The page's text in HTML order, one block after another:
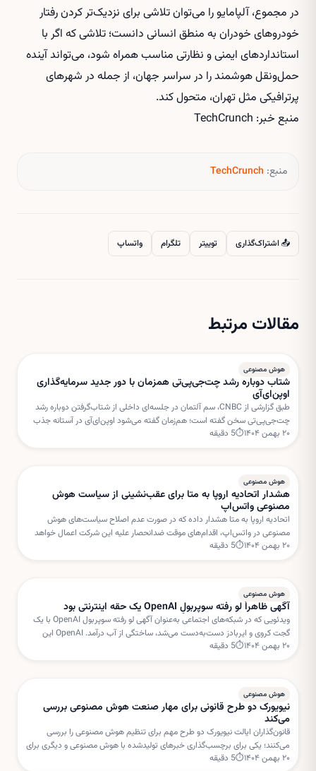
در مجموع، آلپامایو را می‌توان تلاشی برای نزدیک‌تر کردن رفتار
خودروهای خودران به منطق انسانی دانست؛ تلاشی که اگر با
استانداردهای ایمنی و نظارتی مناسب همراه شود، می‌تواند آینده
حمل‌ونقل هوشمند را در سراسر جهان، از جمله در شهرهای
پرترافیکی مثل تهران، متحول کند.
منبع خبر: TechCrunch
منبع: TechCrunch
📤 اشتراک‌گذاری توییتر تلگرام واتساپ
مقالات مرتبط
هوش مصنوعی
شتاب دوباره رشد چت‌جی‌پی‌تی همزمان با دور جدید سرمایه‌گذاری
اوپن‌ای‌آی
طبق گزارشی از CNBC، سم آلتمان در جلسه‌ای داخلی از شتاب‌گرفتن دوباره رشد
چت‌جی‌پی‌تی سخن گفته است؛ هم‌زمان گفته می‌شود اوپن‌ای‌آی در آستانه جذب
دور جدیدی از سرمایه‌گذاری با ارزش‌گذاری بسیار بالا است.
۲۰ بهمن ۱۴۰۴ ⏱
5 دقیقه
هوش مصنوعی
هشدار اتحادیه اروپا به متا برای عقب‌نشینی از سیاست هوش
مصنوعی واتس‌اپ
اتحادیه اروپا به متا هشدار داده که در صورت عدم اصلاح سیاست‌های هوش
مصنوعی در واتس‌اپ، اقدام‌های موقت ضدانحصار علیه این شرکت اعمال خواهد
شد. بروکسل نگران استفاده متا از داده‌های کاربران برای خدمات هوش مصنوعی
۲۰ بهمن ۱۴۰۴ ⏱
5 دقیقه
هوش مصنوعی
آگهی ظاهراً لو رفته سوپربولِ OpenAI یک حقه اینترنتی بود
ویدئویی که در شبکه‌های اجتماعی به‌عنوان آگهی لو رفته سوپربول OpenAI با یک
گجت کروی و ایربادز دست‌به‌دست می‌شد، ساختگی از آب درآمد. OpenAI این
داستان را «فیک نیوز» خوانده است.
۲۰ بهمن ۱۴۰۴ ⏱
5 دقیقه
هوش مصنوعی
نیویورک دو طرح قانونی برای مهار صنعت هوش مصنوعی بررسی
می‌کند
قانون‌گذاران ایالت نیویورک دو طرح مهم برای تنظیم هوش مصنوعی را بررسی
می‌کنند؛ یکی برای برچسب‌گذاری خبرهای تولیدشده با هوش مصنوعی و دیگری برای
تعلیق مجوز ساخت مراکز داده جدید.
۲۰ بهمن ۱۴۰۴ ⏱
5 دقیقه